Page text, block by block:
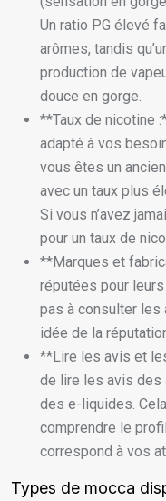
Un ratio PG élevé
arômes, tandis
production de
douce en gorge.
**Taux de nicotine
adapté à vos
vous êtes un
avec un taux plus
Si vous n’avez
pour un taux de
**Marques et
réputées pour
pas à consulter les
idée de la
**Lire les avis et
de lire les avis des
des e-liquides.
comprendre le
correspond à vos
Types de mocca